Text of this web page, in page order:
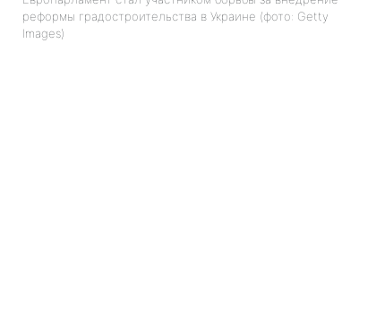
реформы градостроительства в Украине (фото: Getty
Images)